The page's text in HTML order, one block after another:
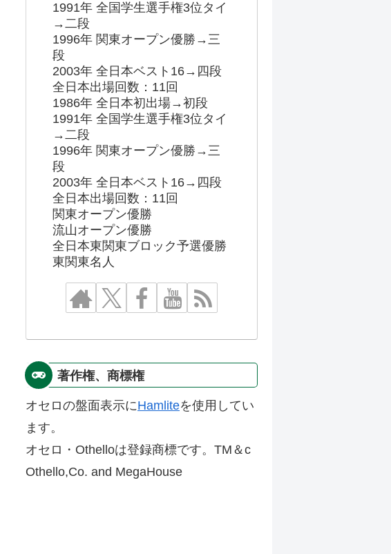
1991年 全国学生選手権3位タイ
→二段
1996年 関東オープン優勝→三
段
2003年 全日本ベスト16→四段
全日本出場回数：11回
1986年 全日本初出場→初段
1991年 全国学生選手権3位タイ
→二段
1996年 関東オープン優勝→三
段
2003年 全日本ベスト16→四段
全日本出場回数：11回
関東オープン優勝
流山オープン優勝
全日本東関東ブロック予選優勝
東関東名人
著作権、商標権
オセロの盤面表示にHamliteを使用してい
ます。
オセロ・Othelloは登録商標です。TM＆c
Othello,Co. and MegaHouse